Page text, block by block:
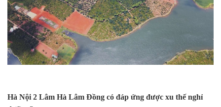
Hà Nội 2 Lâm Hà Lâm Đồng có đáp ứng được xu thế nghỉ